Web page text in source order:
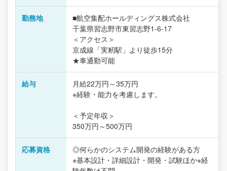
勤務地
■航空集配ホールディングス株式会社
千葉県習志野市東習志野1-6-17
＜アクセス＞
京成線「実籾駅」より徒歩15分
★車通勤可能
給与
月給22万円～35万円
※経験・能力を考慮します。
＜予定年収＞
350万円～500万円
応募資格
◎何らかのシステム開発の経験がある方
※基本設計・詳細設計・開発・試験ほか※経